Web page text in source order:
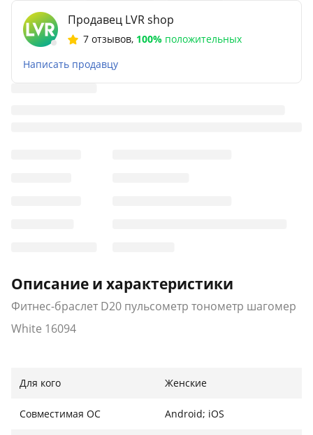
Продавец LVR shop
7 отзывов, 100% положительных
Написать продавцу
Описание и характеристики
Фитнес-браслет D20 пульсометр тонометр шагомер
White 16094
Для кого Женские
Совместимая ОС Android; iOS